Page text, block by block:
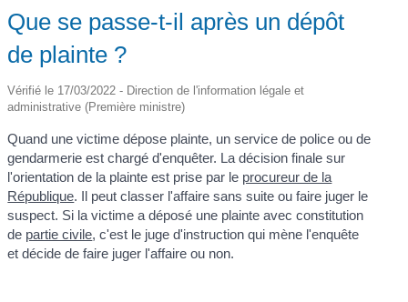
Que se passe-t-il après un dépôt
de plainte ?
Vérifié le 17/03/2022 - Direction de l'information légale et
administrative (Première ministre)
Quand une victime dépose plainte, un service de police ou de
gendarmerie est chargé d'enquêter. La décision finale sur
l'orientation de la plainte est prise par le procureur de la
République. Il peut classer l'affaire sans suite ou faire juger le
suspect. Si la victime a déposé une plainte avec constitution
de partie civile, c'est le juge d'instruction qui mène l'enquête
et décide de faire juger l'affaire ou non.